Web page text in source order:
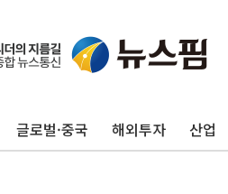
글로벌·중국 해외투자 산업
시, 美 고용 예상 밖 부진에 연준 금리
매파 기세 꺾이나…고용 감소에 9월 동